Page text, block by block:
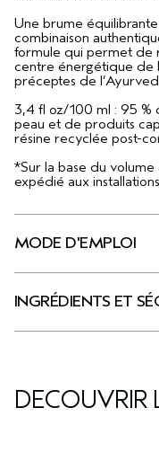
Une brume
combinaison
formule qui permet de
centre énergétique de
préceptes de
3,4 fl oz/100 ml : 95 %
peau et de produits
résine recyclée post-
*Sur la base du
expédié aux
MODE D'EMPLOI
INGRÉDIENTS ET